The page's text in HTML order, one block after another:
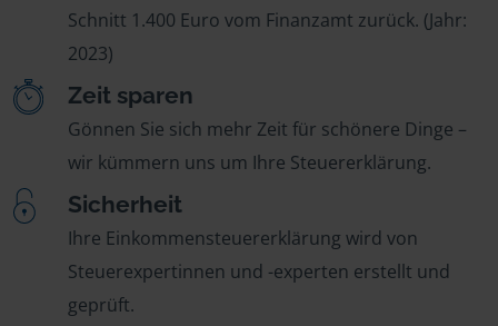
Schnitt 1.400 Euro vom Finanzamt zurück. (Jahr:
2023)
Zeit sparen
Gönnen Sie sich mehr Zeit für schönere Dinge –
wir kümmern uns um Ihre Steuererklärung.
Sicherheit
Ihre Einkommensteuererklärung wird von
Steuerexpertinnen und -experten erstellt und
geprüft.